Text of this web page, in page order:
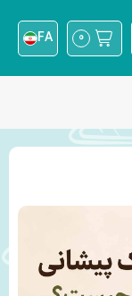
0
FA